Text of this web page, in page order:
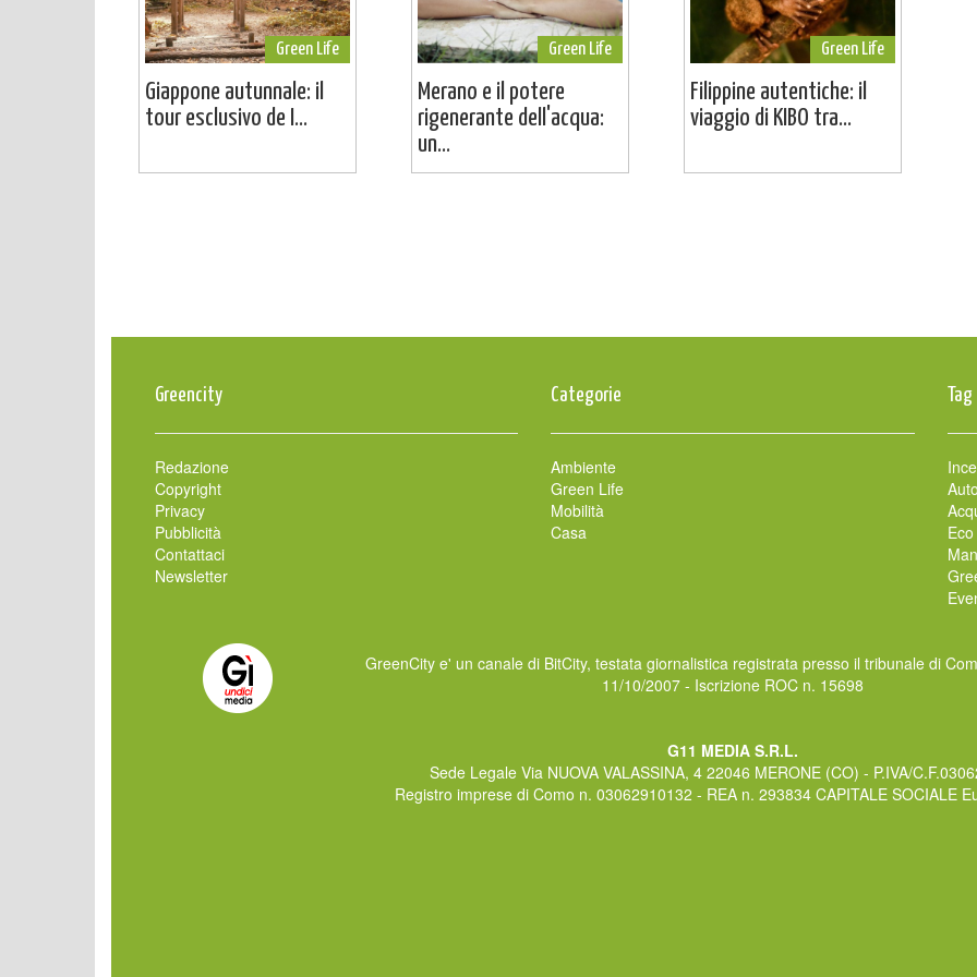
Green Life
Giappone autunnale: il
tour esclusivo de I...
Green Life
Merano e il potere
rigenerante dell'acqua:
un...
Green Life
Filippine autentiche: il
viaggio di KIBO tra...
Greencity
Redazione
Copyright
Privacy
Pubblicità
Contattaci
Newsletter
Categorie
Ambiente
Green Life
Mobilità
Casa
Tag
GreenCity e' un canale di BitCity, testata giornalistica registrata presso il tribunale di
11/10/2007 - Iscrizione ROC n. 15698
G11 MEDIA S.R.L.
Sede Legale Via NUOVA VALASSINA, 4 22046 MERONE (CO) - P.IVA/
Registro imprese di Como n. 03062910132 - REA n. 293834 CAPITALE SOCIALE